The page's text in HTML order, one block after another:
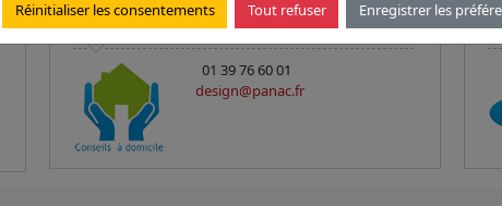
Conseils gratuits à domicile
01 39 76 60 01
design@panac.fr
Réinitialiser les consentements Tout refuser Enregistrer les